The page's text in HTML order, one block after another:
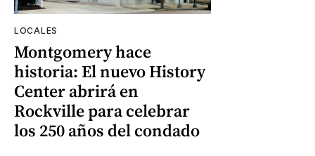
LOCALES
Montgomery hace
historia: El nuevo History
Center abrirá en
Rockville para celebrar
los 250 años del condado